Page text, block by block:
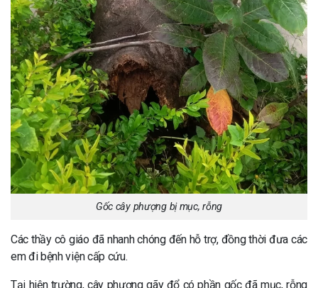
Gốc cây phượng bị mục, rỗng
Các thầy cô giáo đã nhanh chóng đến hỗ trợ, đồng thời đưa các
em đi bệnh viện cấp cứu.
Tại hiện trường, cây phượng gãy đổ có phần gốc đã mục, rỗng